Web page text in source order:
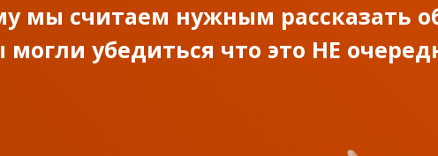
мы считаем нужным рассказать
могли убедиться что это НЕ